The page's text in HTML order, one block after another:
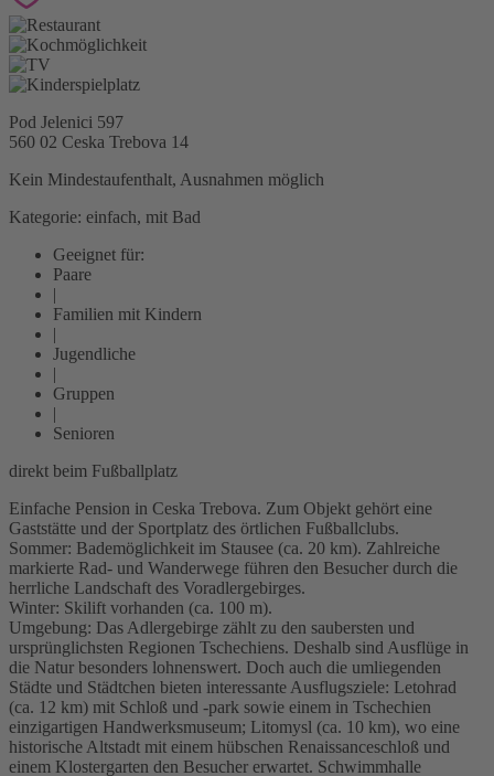
Pod Jelenici 597
560 02 Ceska Trebova 14
Kein Mindestaufenthalt, Ausnahmen möglich
Kategorie: einfach, mit Bad
Geeignet für:
Paare
|
Familien mit Kindern
|
Jugendliche
|
Gruppen
|
Senioren
direkt beim Fußballplatz
Einfache Pension in Ceska Trebova. Zum Objekt gehört eine
Gaststätte und der Sportplatz des örtlichen Fußballclubs.
Sommer: Bademöglichkeit im Stausee (ca. 20 km). Zahlreiche
markierte Rad- und Wanderwege führen den Besucher durch die
herrliche Landschaft des Voradlergebirges.
Winter: Skilift vorhanden (ca. 100 m).
Umgebung: Das Adlergebirge zählt zu den saubersten und
ursprünglichsten Regionen Tschechiens. Deshalb sind Ausflüge in
die Natur besonders lohnenswert. Doch auch die umliegenden
Städte und Städtchen bieten interessante Ausflugsziele: Letohrad
(ca. 12 km) mit Schloß und -park sowie einem in Tschechien
einzigartigen Handwerksmuseum; Litomysl (ca. 10 km), wo eine
historische Altstadt mit einem hübschen Renaissanceschloß und
einem Klostergarten den Besucher erwartet. Schwimmhalle